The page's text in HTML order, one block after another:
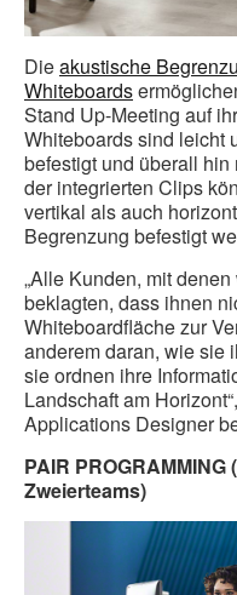
Dieakustische
Whiteboards
Stand Up-Meeting auf
Whiteboards sind leicht
befestigt und überall
der integrierten Clips
vertikal als auch
Begrenzung befestigt
„Alle Kunden, mit
beklagten, dass ihnen
Whiteboardfläche zur
anderem daran, wie sie
sie ordnen ihre
Landschaft am
Applications Designer
PAIR
Zweierteams)